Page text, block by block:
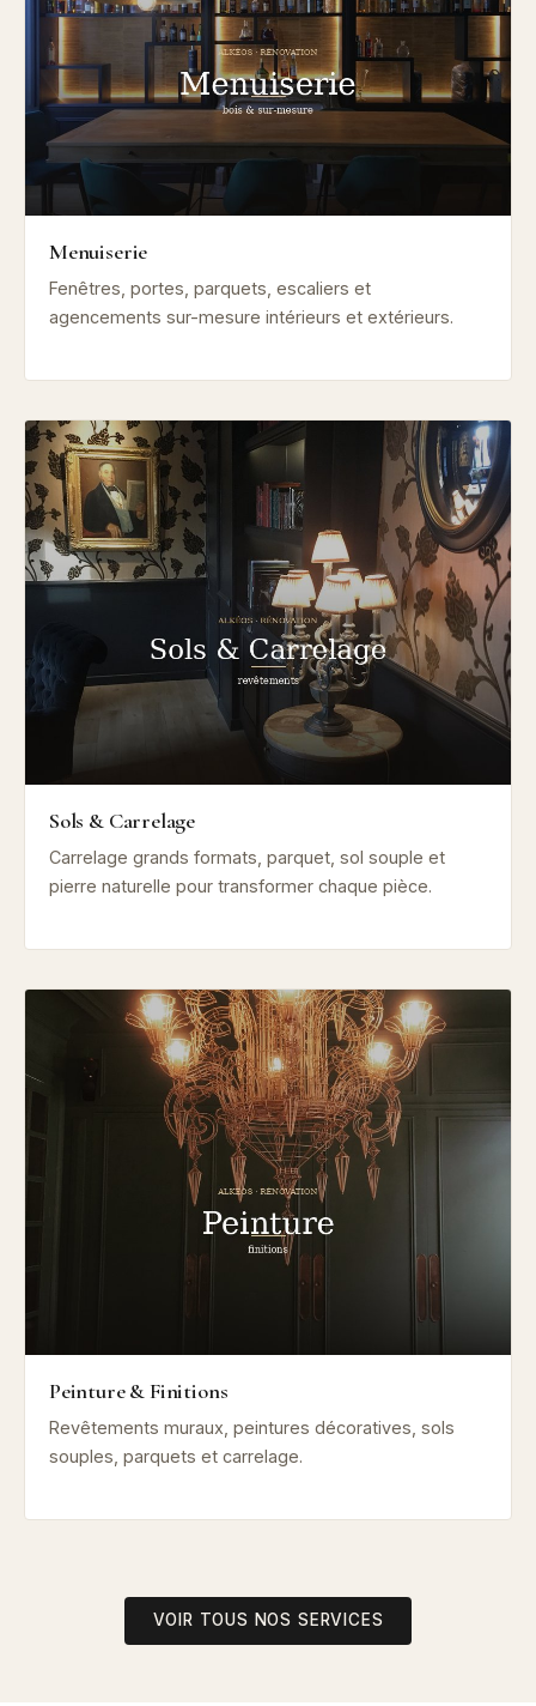
Menuiserie
Fenêtres, portes, parquets, escaliers et
agencements sur-mesure intérieurs et extérieurs.
Sols & Carrelage
Carrelage grands formats, parquet, sol souple et
pierre naturelle pour transformer chaque pièce.
Peinture & Finitions
Revêtements muraux, peintures décoratives, sols
souples, parquets et carrelage.
VOIR TOUS NOS SERVICES